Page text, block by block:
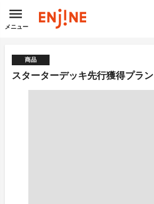
メニュー
商品
スターターデッキ先行獲得プラン